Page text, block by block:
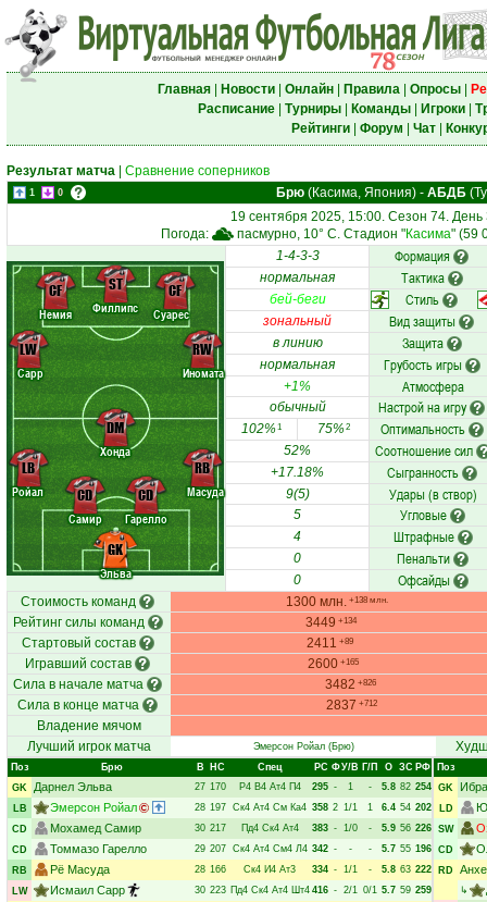
Главная| Новости| Онлайн| Правила| Опросы|
Расписание| Турниры| Команды| Игроки|
Рейтинги| Форум Чат|
Результат матча Сравнение соперников
1 0 Брю(Касима, Япония)- АБДБ
19 сентября 2025, 15:00. Сезон 74.
Погода:
пасмурно, 10° C. Стадион "Касима" (59
Эльва
Ройал
Самир
Гарелло
Масуда
Сарр
Хонда
Иномата
Филлипс
Немия Суарес
GK
LB
CD
CD
RB
LW
DM
RW
ST
CF CF
1-4-3-3 Формация
нормальная Тактика
бей-беги Стиль
зональный Вид защиты
в линию Защита
нормальная Грубость игры
+1% Атмосфера
обычный Настрой на игру
102%1 75%2 Оптимальность
52% Соотношение сил
+17.18% Сыгранность
9(5) Удары (в створ)
5 Угловые
4 Штрафные
0 Пенальти
0 Офсайды
Стоимость команд 1300 млн. +138 млн.
Рейтинг силы команд 3449 +134
Стартовый состав 2411 +89
Игравший состав 2600 +165
Сила в начале матча 3482 +826
Сила в конце матча 2837 +712
Владение мячом
Лучший игрок матча
Эмерсон Ройал(Брю)
Поз Брю В НC Спец РC ФУ/В Г/П О ЗС РФ
GK
Дарнел Эльва 27 170 Р4 В4 Ат4 П4 295 - 1 - 5.8 82 254
LB
Эмерсон Ройал 28 197 Ск4 Ат4 См Ка4 358 2 1/1 1 6.4 54 202
CD
Мохамед Самир 30 217 Пд4 Ск4 Ат4 383 - 1/0 - 5.9 56 226
CD
Томмазо Гарелло 29 207 Ск4 Ат4 См4 Л4 342 - - - 5.7 55 196
RB
Рё Масуда 28 166 Ск4 И4 Ат3 334 - 1/1 - 5.8 63 222
LW
Исмаил Сарр 30 223 Пд4 Ск4 Ат4 Шт4 416 - 2/1 0/1 5.7 59 259
Поз
GK
LD
SW
CD
RD
↳